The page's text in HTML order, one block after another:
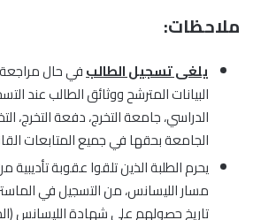
ملاحظات:
يلغى تسجيل الطالبفي حال
البيانات المترشح ووثائق الطالب عند
الدراسي، جامعة التخرج، دفعة
الجامعة بحقها في جميع المتابعات
يحرم الطلبة الذين تلقوا عقوبة تأديبية
مسار الليسانس، من التسجيل في